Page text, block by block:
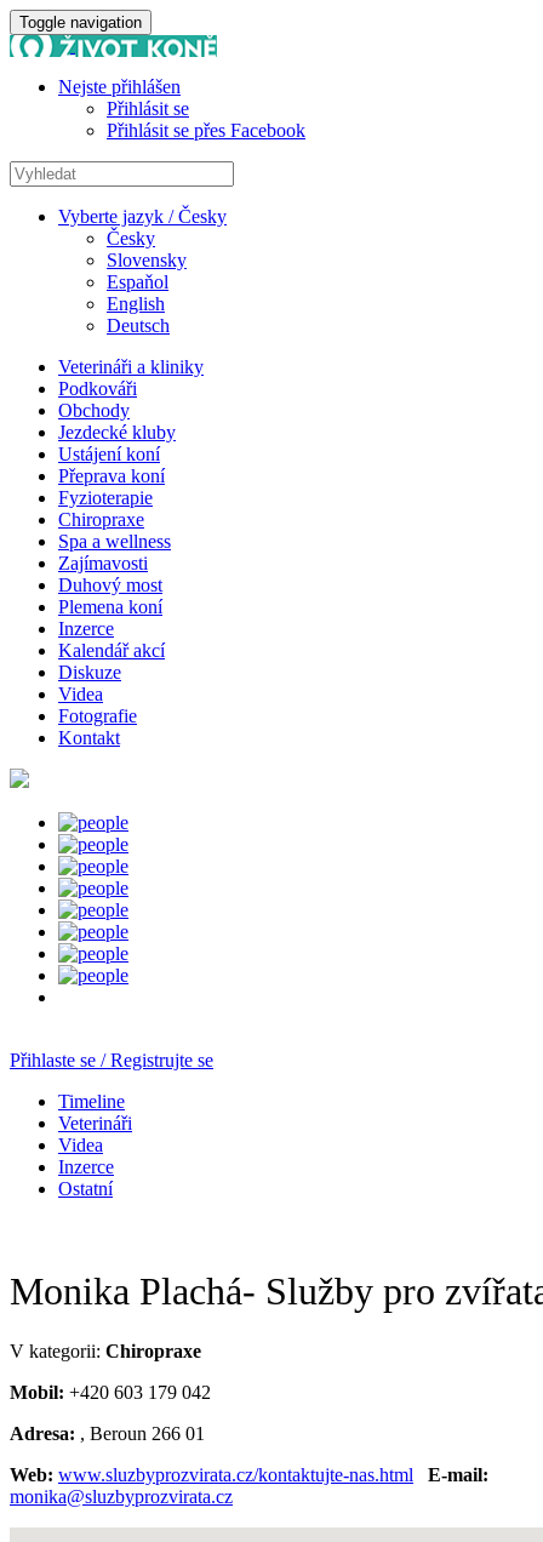
Toggle navigation
Nejste přihlášen
Přihlásit se
Přihlásit se přes Facebook
Vyberte jazyk / Česky
Česky
Slovensky
Espaňol
English
Deutsch
Veterináři a kliniky
Podkováři
Obchody
Jezdecké kluby
Ustájení koní
Přeprava koní
Fyzioterapie
Chiropraxe
Spa a wellness
Zajímavosti
Duhový most
Plemena koní
Inzerce
Kalendář akcí
Diskuze
Videa
Fotografie
Kontakt
Přihlaste se / Registrujte se
Timeline
Veterináři
Videa
Inzerce
Ostatní
Monika Plachá- Služby pro
V kategorii: Chiropraxe
Mobil: +420 603 179 042
Adresa: , Beroun 266 01
Web: www.sluzbyprozvirata.cz/kontaktujte-nas.html
E-mail:
monika@sluzbyprozvirata.cz